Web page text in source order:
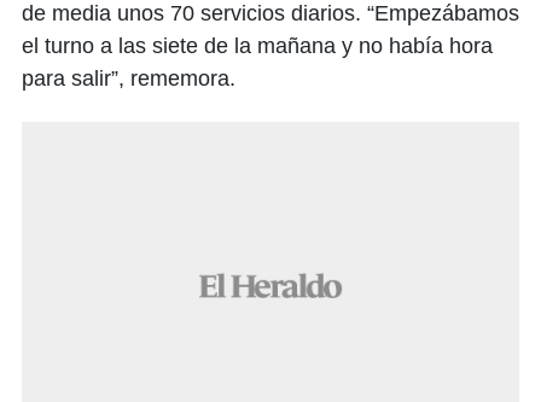
de media unos 70 servicios diarios. “Empezábamos
el turno a las siete de la mañana y no había hora
para salir”, rememora.